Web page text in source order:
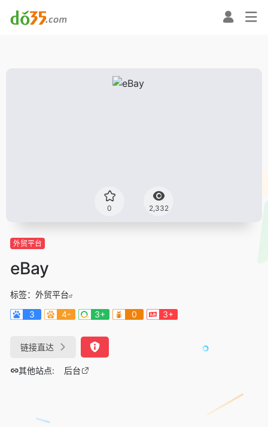
0 2,332
外贸平台
eBay
标签： 外贸平台
3
4- 3+ 0 3+
链接直达
其他站点: 后台